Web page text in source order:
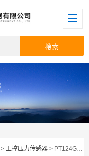
>工控压力传感器 > PT124G-111/111T中高温压力传感器PT124G-111/111T